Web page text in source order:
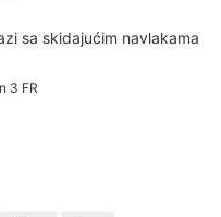
sa skidajućim navlakama
3 FR